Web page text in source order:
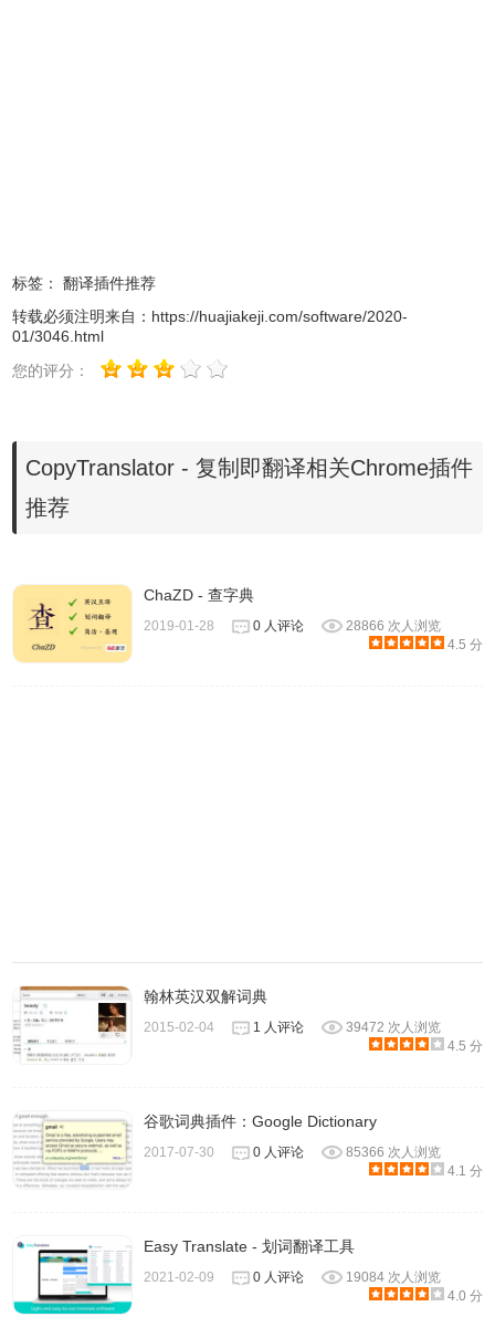
可查看翻译结果，让你享受所见即所得的快感，更有点按复
制机制，让你复制文本更轻松。
2. 解决 PDF 复制翻译换行问题
CopyTranslator 专门针对英文及中文pdf的换行和句尾做了优
相比于直接复制黏贴到网页有了巨大的改善。同时，借助于
常用的在线翻译 API，翻译质量有保证，连接速度也较快，
无需担心网络问题。
Google 翻译在所有同类产品中都有着绝佳的质量，可按照目
前的趋势来看，Google 并不会专门制作一款类似国内百度翻
译和有道翻译的即时翻译软件。CopyTranslator 则使用了
b.智能词典仅在专注模式中显示，彩色显示帮助你快速分辨
各项内容
c.当光标位于专注模式结果框中时，“Ctrl+Enter”可以翻译框
Google 搜索框内内容。
d.专注模式右键菜单可以实现几乎全部选项的设置，全部的
应用。
CopyTranslator软件优点
1、支持“Google翻译”
标签：
翻译插件推荐
转载必须注明来自： https://huajiakeji.com/software/2020-
01/3046.html
您的评分：
CopyTranslator - 复制即翻译相关Chrome插件
推荐
ChaZD - 查字典
2019-01-28 0 人评论
28866 次人浏览
4.5 分
翰林英汉双解词典
2015-02-04 1 人评论
39472 次人浏览
4.5 分
谷歌词典插件：Google Dictionary
2017-07-30 0 人评论
85366 次人浏览
4.1 分
Easy Translate - 划词翻译工具
2021-02-09 0 人评论
19084 次人浏览
4.0 分